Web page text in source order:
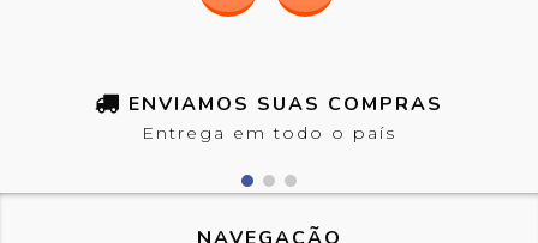
ENVIAMOS SUAS COMPRAS
Entrega em todo o país